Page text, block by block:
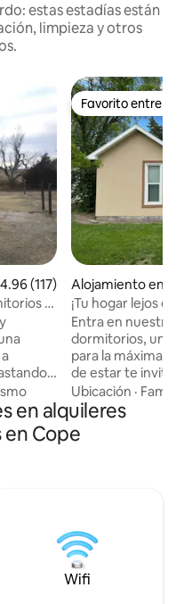
estas estadías están
limpieza y otros
promedio: 4.96 de
4.96 (117)
-
de
Favorito entre
Favorito entre
Alojamiento en
¡Tu hogar lejos de
Entra en nuestro
dormitorios, un
para la máxima
de estar te invita
televisor para el
espacio de
trabajar o
comidas en el
y
ubicado a una
eventos y el
Ubicación ·
en alquileres
en Cope
Wifi